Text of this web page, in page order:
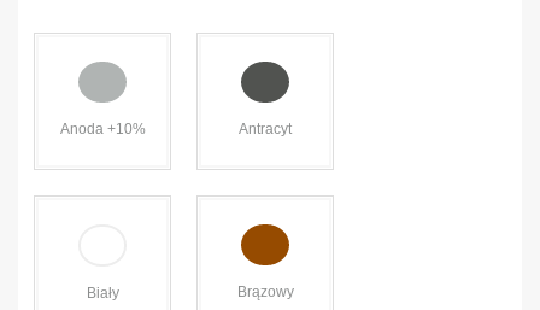
Anoda +10% Antracyt
Biały Brązowy